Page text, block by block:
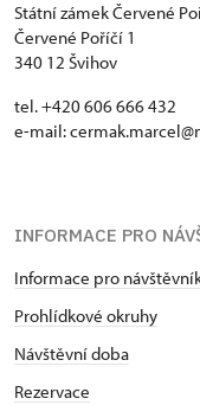
Státní zámek Červené
Červené Poříčí 1
340 12 Švihov
tel. +420 606 666 432
e-mail:
INFORMACE PRO
Informace pro
Prohlídkové okruhy
Návštěvní doba
Rezervace